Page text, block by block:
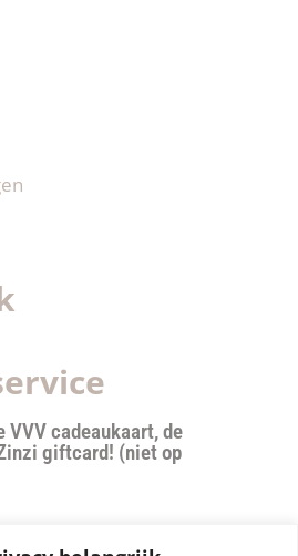
VVV cadeaukaart, de
giftcard! (niet op